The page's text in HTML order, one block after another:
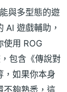
與多型態的遊
AI 遊戲輔助，
使用 ROG
包含《傳說對
，如果你本身
不夠熟悉，這